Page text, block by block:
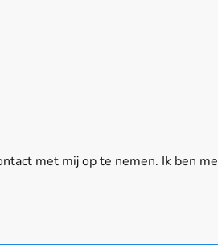
met mij op te nemen. Ik ben me